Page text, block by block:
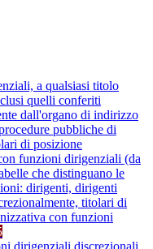
a qualsiasi titolo
quelli conferiti
dall'organo di indirizzo
pubbliche di
di posizione
funzioni dirigenziali (da
che distinguano le
dirigenti, dirigenti
titolari di
con funzioni